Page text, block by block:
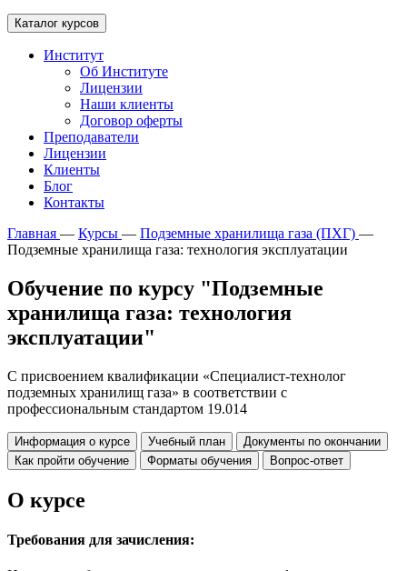
Каталог курсов
Институт
Об Институте
Лицензии
Наши клиенты
Договор оферты
Преподаватели
Лицензии
Клиенты
Блог
Контакты
Главная — Курсы — Подземные хранилища газа (ПХГ) —
Подземные хранилища газа: технология эксплуатации
Обучение по курсу "Подземные
хранилища газа: технология
эксплуатации"
С присвоением квалификации «Специалист-технолог
подземных хранилищ газа» в соответствии с
профессиональным стандартом 19.014
Информация о курсе Учебный план
Документы по окончании
Как пройти обучение
Форматы обучения Вопрос-ответ
О курсе
Требования для зачисления: